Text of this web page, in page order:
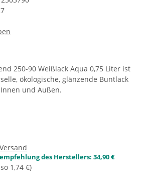
250-90 Weißlack Aqua 0,75 Liter ist
ökologische, glänzende Buntlack
und Außen.
Versand
des Herstellers: 34,90 €
1,74 €)